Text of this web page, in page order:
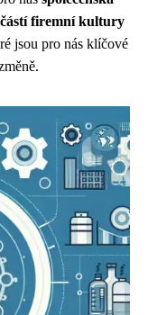
firemní kultury
jsou pro nás klíčové